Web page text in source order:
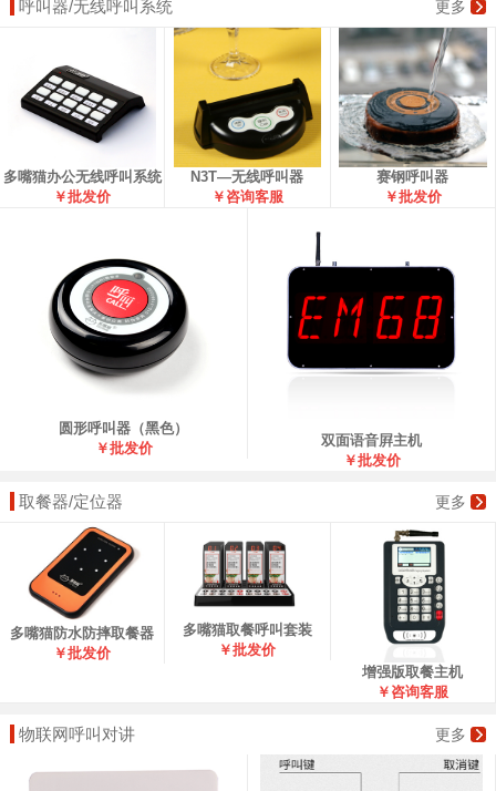
呼叫器/无线呼叫系统 更多
多嘴猫办公无线呼叫系统
￥批发价
N3T—无线呼叫器
￥咨询客服
赛钢呼叫器
￥批发价
圆形呼叫器（黑色）
￥批发价
双面语音屛主机
￥批发价
取餐器/定位器 更多
多嘴猫防水防摔取餐器
￥批发价
多嘴猫取餐呼叫套装
￥批发价
增强版取餐主机
￥咨询客服
物联网呼叫对讲 更多